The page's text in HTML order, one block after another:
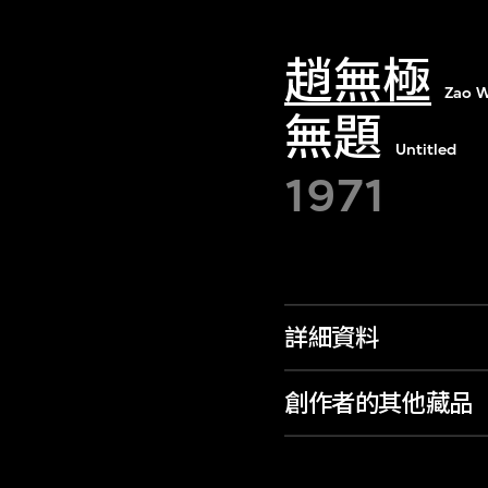
趙無極 Zao
無題 Untitled
1971
詳細資料
創作者的其他藏品